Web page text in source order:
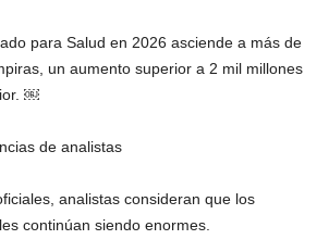
para Salud en 2026 asciende a más de
un aumento superior a 2 mil millones
￼
de analistas
analistas consideran que los
continúan siendo enormes.